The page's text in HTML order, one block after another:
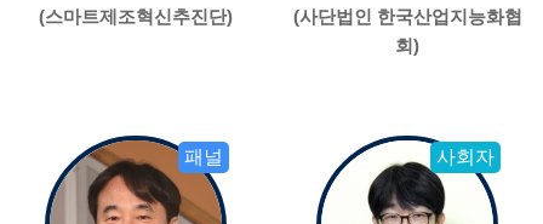
(스마트제조혁신추진단)
(사단법인 한국산업지능화협
회)
패널 사회자